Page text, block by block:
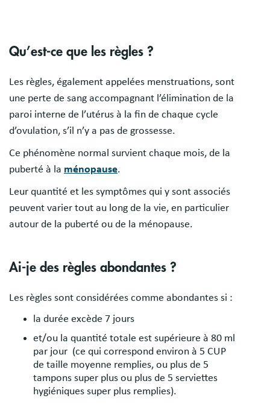
Qu’est-ce que les règles ?
Les règles, également appelées menstruations, sont
une perte de sang accompagnant l’élimination de la
paroi interne de l’utérus à la fin de chaque cycle
d’ovulation, s’il n’y a pas de grossesse.
Ce phénomène normal survient chaque mois, de la
puberté à la ménopause.
Leur quantité et les symptômes qui y sont associés
peuvent varier tout au long de la vie, en particulier
autour de la puberté ou de la ménopause.
Ai-je des règles abondantes ?
Les règles sont considérées comme abondantes si :
la durée excède 7 jours
et/ou la quantité totale est supérieure à 80 ml
par jour (ce qui correspond environ à 5 CUP
de taille moyenne remplies, ou plus de 5
tampons super plus ou plus de 5 serviettes
hygiéniques super plus remplies).